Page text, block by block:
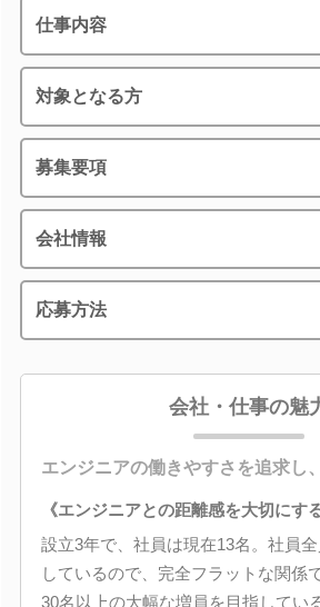
仕事内容
対象となる方
募集要項
会社情報
応募方法
会社・仕事の魅
エンジニアの働きやすさを追求し
《エンジニアとの距離感を大切にする
設立3年で、社員は現在13名。社員
しているので、完全フラットな関係
30名以上の大幅な増員を目指してい